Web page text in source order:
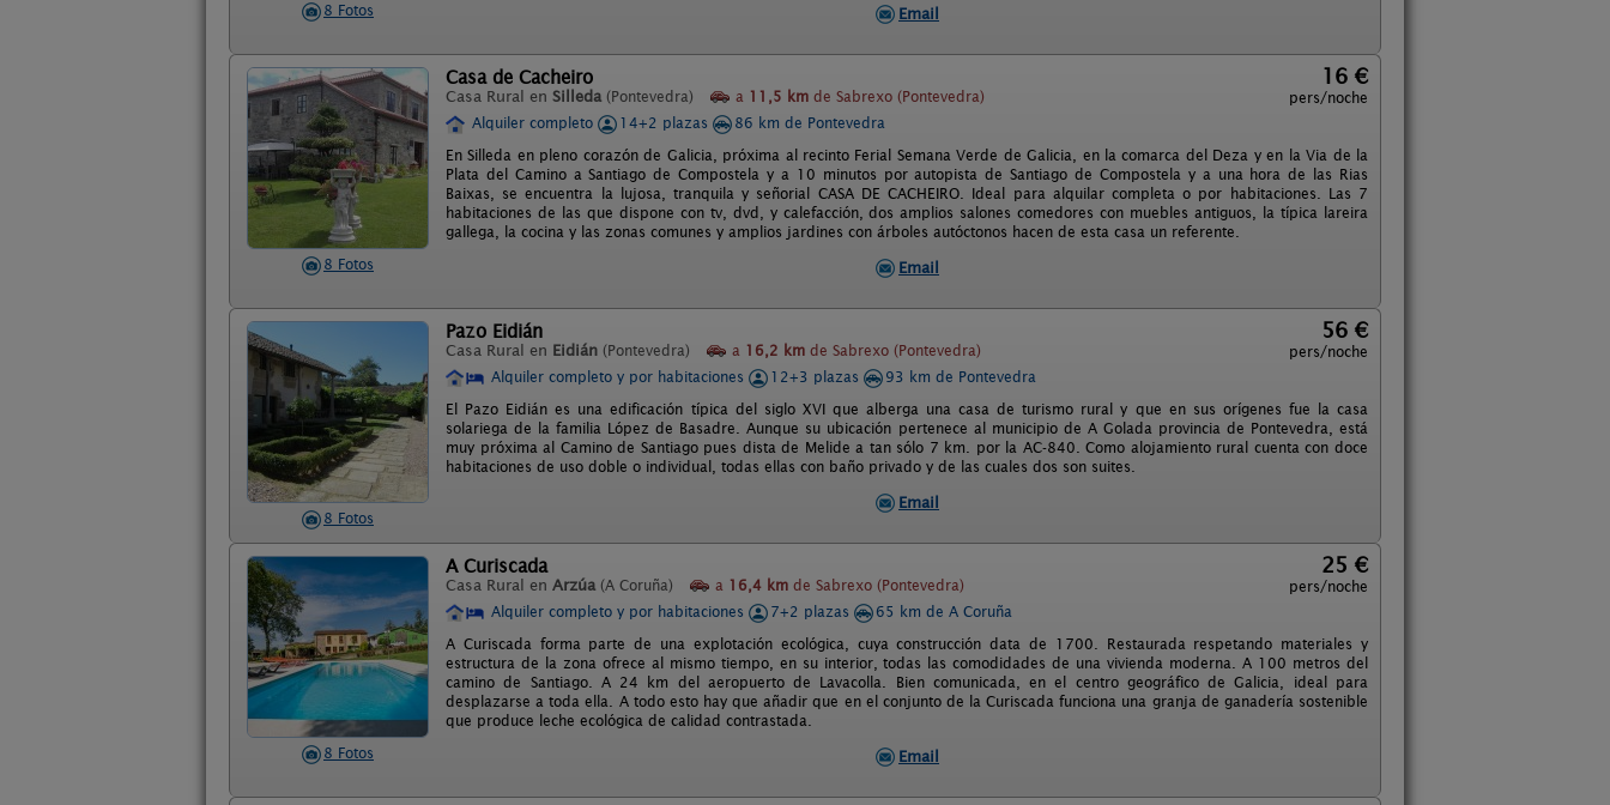
8 Fotos
Email
8 Fotos
Casa de Cacheiro
Casa Rural en Silleda (Pontevedra) a 11,5 km de Sabrexo (Pontevedra)
16 €
pers/noche
Alquiler completo
14+2 plazas
86 km de Pontevedra
En Silleda en pleno corazón de Galicia, próxima al recinto Ferial Semana Verde de Galicia, en la comarca del Deza y en la Via de la
Plata del Camino a Santiago de Compostela y a 10 minutos por autopista de Santiago de Compostela y a una hora de las Rias
Baixas, se encuentra la lujosa, tranquila y señorial CASA DE CACHEIRO. Ideal para alquilar completa o por habitaciones. Las 7
habitaciones de las que dispone con tv, dvd, y calefacción, dos amplios salones comedores con muebles antiguos, la típica lareira
gallega, la cocina y las zonas comunes y amplios jardines con árboles autóctonos hacen de esta casa un referente.
Email
8 Fotos
Pazo Eidián
Casa Rural en Eidián (Pontevedra) a 16,2 km de Sabrexo (Pontevedra)
56 €
pers/noche
Alquiler completo y por habitaciones
12+3 plazas
93 km de Pontevedra
El Pazo Eidián es una edificación típica del siglo XVI que alberga una casa de turismo rural y que en sus orígenes fue la casa
solariega de la familia López de Basadre. Aunque su ubicación pertenece al municipio de A Golada provincia de Pontevedra, está
muy próxima al Camino de Santiago pues dista de Melide a tan sólo 7 km. por la AC-840. Como alojamiento rural cuenta con doce
habitaciones de uso doble o individual, todas ellas con baño privado y de las cuales dos son suites.
Email
8 Fotos
A Curiscada
Casa Rural en Arzúa (A Coruña) a 16,4 km de Sabrexo (Pontevedra)
25 €
pers/noche
Alquiler completo y por habitaciones
7+2 plazas
65 km de A Coruña
A Curiscada forma parte de una explotación ecológica, cuya construcción data de 1700. Restaurada respetando materiales y
estructura de la zona ofrece al mismo tiempo, en su interior, todas las comodidades de una vivienda moderna. A 100 metros del
camino de Santiago. A 24 km del aeropuerto de Lavacolla. Bien comunicada, en el centro geográfico de Galicia, ideal para
desplazarse a toda ella. A todo esto hay que añadir que en el conjunto de la Curiscada funciona una granja de ganadería sostenible
que produce leche ecológica de calidad contrastada.
Email